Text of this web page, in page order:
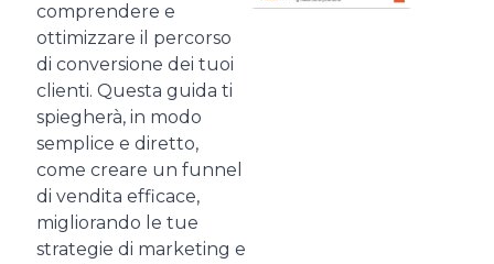
comprendere e
ottimizzare il percorso
di conversione dei tuoi
clienti. Questa guida ti
spiegherà, in modo
semplice e diretto,
come creare un funnel
di vendita efficace,
migliorando le tue
strategie di marketing e